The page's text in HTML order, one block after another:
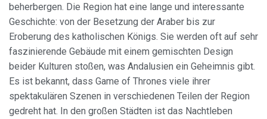
beherbergen. Die Region hat eine lange und interessante
Geschichte: von der Besetzung der Araber bis zur
Eroberung des katholischen Königs. Sie werden oft auf sehr
faszinierende Gebäude mit einem gemischten Design
beider Kulturen stoßen, was Andalusien ein Geheimnis gibt.
Es ist bekannt, dass Game of Thrones viele ihrer
spektakulären Szenen in verschiedenen Teilen der Region
gedreht hat. In den großen Städten ist das Nachtleben